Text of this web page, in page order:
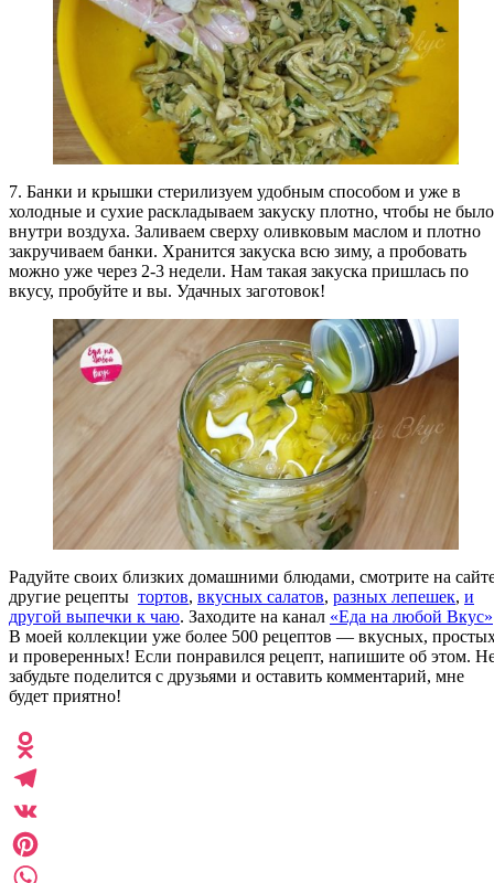
7. Банки и крышки стерилизуем удобным способом и уже в
холодные и сухие раскладываем закуску плотно, чтобы не было
внутри воздуха. Заливаем сверху оливковым маслом и плотно
закручиваем банки. Хранится закуска всю зиму, а пробовать
можно уже через 2-3 недели. Нам такая закуска пришлась по
вкусу, пробуйте и вы. Удачных заготовок!
Радуйте своих близких домашними блюдами, смотрите на
другие рецепты тортов, вкусных салатов, разных лепешек, и
другой выпечки к чаю. Заходите на канал «Еда на любой Вкус»
В моей коллекции уже более 500 рецептов — вкусных,
и проверенных! Если понравился рецепт, напишите об этом.
забудьте поделится с друзьями и оставить комментарий, мне
будет приятно!